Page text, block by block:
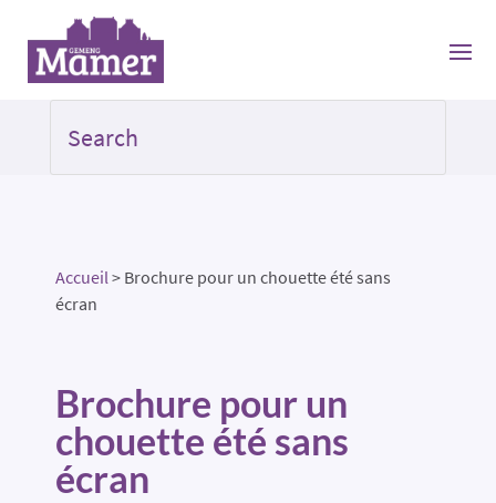
Accueil> Brochure pour un chouette été sans
écran
Brochure pour un
chouette été sans
écran